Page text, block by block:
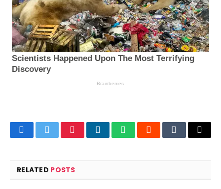
FacebookTwitterPinterestLinkedInWhatsAppRedditTumblrEmail
RELATED POSTS